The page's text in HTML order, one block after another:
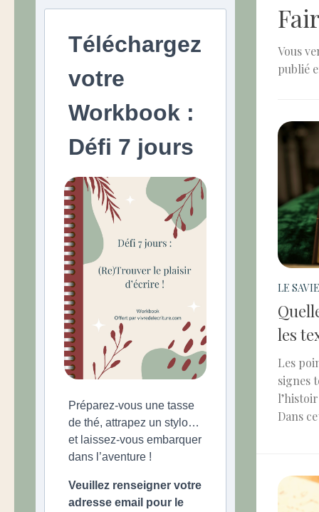
Vous
publié
LE
les
Les
signes
Dans
Téléchargez
votre
Workbook :
Défi 7 jours
Préparez-vous une tasse
de thé, attrapez un stylo…
et laissez-vous embarquer
dans l’aventure !
Veuillez renseigner votre
adresse email pour le